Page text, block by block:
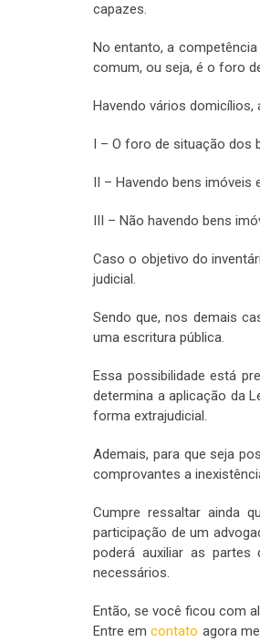
capazes.
No entanto, a
comum, ou seja, é o foro
Havendo vários domicílios,
I – O foro de situação dos
II – Havendo bens imóveis
III – Não havendo bens
Caso o objetivo do
judicial.
Sendo que, nos demais
uma escritura pública.
Essa possibilidade está
determina a aplicação da
forma extrajudicial.
Ademais, para que seja
comprovantes a
Cumpre ressaltar ainda
participação de um
poderá auxiliar as
necessários.
Então, se você ficou com
Entre emcontato agora